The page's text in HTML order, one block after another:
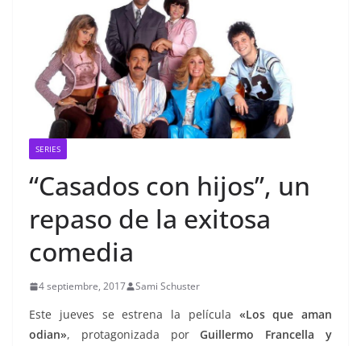
SERIES
“Casados con hijos”, un
repaso de la exitosa
comedia
4 septiembre, 2017 Sami Schuster
Este jueves se estrena la película «Los que aman
odian», protagonizada porGuillermo Francella y